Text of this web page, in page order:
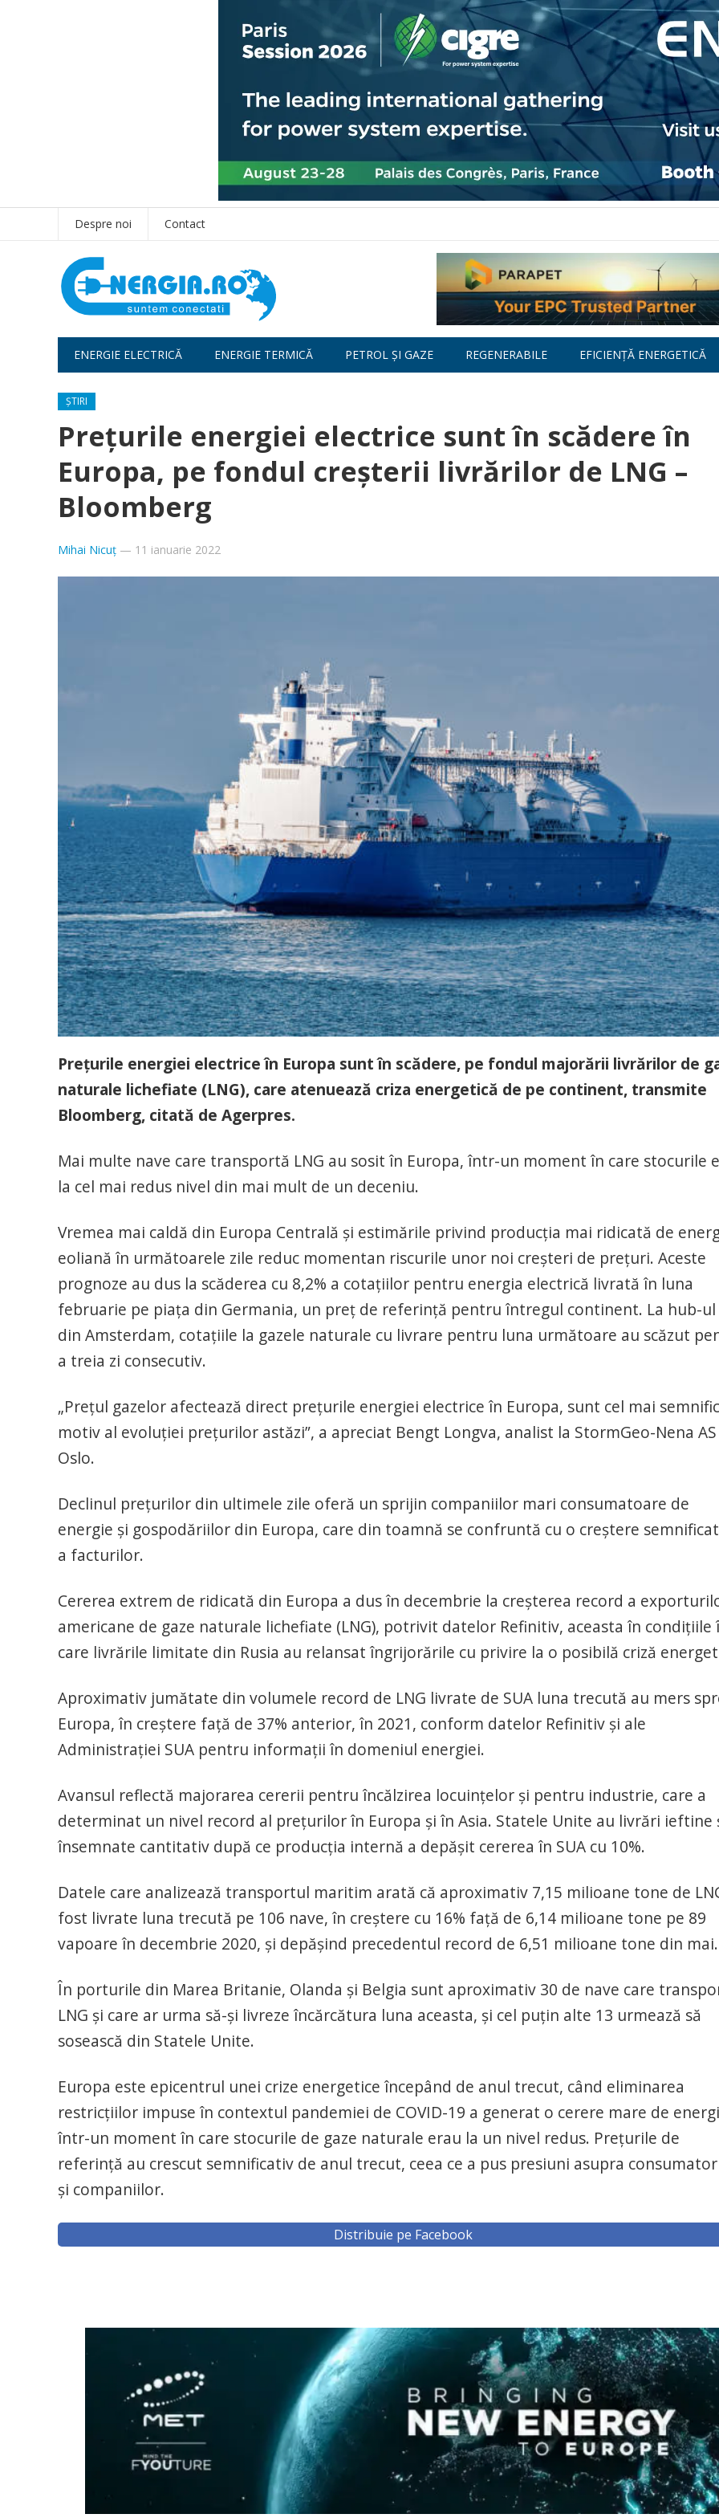
Despre noi Contact
ENERGIE ELECTRICĂ ENERGIE TERMICĂ PETROL ȘI GAZE REGENERABILE EFICIENȚĂ ENERGETICĂ
ȘTIRI
Prețurile energiei electrice sunt în scădere în
Europa, pe fondul creșterii livrărilor de LNG –
Bloomberg
Mihai Nicuț — 11 ianuarie 2022
Preţurile energiei electrice în Europa sunt în scădere, pe fondul majorării livrărilor de
naturale lichefiate (LNG), care atenuează criza energetică de pe continent, transmite
Bloomberg, citată de Agerpres.
Mai multe nave care transportă LNG au sosit în Europa, într-un moment în care stocurile
la cel mai redus nivel din mai mult de un deceniu.
Vremea mai caldă din Europa Centrală şi estimările privind producţia mai ridicată de
eoliană în următoarele zile reduc momentan riscurile unor noi creşteri de preţuri. Aceste
prognoze au dus la scăderea cu 8,2% a cotaţiilor pentru energia electrică livrată în luna
februarie pe piaţa din Germania, un preţ de referinţă pentru întregul continent. La hub-ul
din Amsterdam, cotaţiile la gazele naturale cu livrare pentru luna următoare au scăzut
a treia zi consecutiv.
„Preţul gazelor afectează direct preţurile energiei electrice în Europa, sunt cel mai
motiv al evoluţiei preţurilor astăzi”, a apreciat Bengt Longva, analist la StormGeo-Nena
Oslo.
Declinul preţurilor din ultimele zile oferă un sprijin companiilor mari consumatoare de
energie şi gospodăriilor din Europa, care din toamnă se confruntă cu o creştere
a facturilor.
Cererea extrem de ridicată din Europa a dus în decembrie la creşterea record a
americane de gaze naturale lichefiate (LNG), potrivit datelor Refinitiv, aceasta în condiţiile
care livrările limitate din Rusia au relansat îngrijorările cu privire la o posibilă criză
Aproximativ jumătate din volumele record de LNG livrate de SUA luna trecută au mers
Europa, în creştere faţă de 37% anterior, în 2021, conform datelor Refinitiv şi ale
Administraţiei SUA pentru informaţii în domeniul energiei.
Avansul reflectă majorarea cererii pentru încălzirea locuinţelor şi pentru industrie, care a
determinat un nivel record al preţurilor în Europa şi în Asia. Statele Unite au livrări ieftine
însemnate cantitativ după ce producţia internă a depăşit cererea în SUA cu 10%.
Datele care analizează transportul maritim arată că aproximativ 7,15 milioane tone de
fost livrate luna trecută pe 106 nave, în creştere cu 16% faţă de 6,14 milioane tone pe 89
vapoare în decembrie 2020, şi depăşind precedentul record de 6,51 milioane tone din mai.
În porturile din Marea Britanie, Olanda şi Belgia sunt aproximativ 30 de nave care
LNG şi care ar urma să-şi livreze încărcătura luna aceasta, şi cel puţin alte 13 urmează să
sosească din Statele Unite.
Europa este epicentrul unei crize energetice începând de anul trecut, când eliminarea
restricţiilor impuse în contextul pandemiei de COVID-19 a generat o cerere mare de
într-un moment în care stocurile de gaze naturale erau la un nivel redus. Preţurile de
referinţă au crescut semnificativ de anul trecut, ceea ce a pus presiuni asupra
şi companiilor.
Distribuie pe Facebook